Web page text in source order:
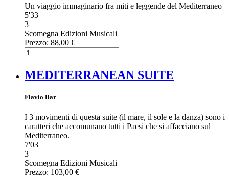
Un viaggio immaginario fra miti e leggende del Mediterraneo
5'33
3
Scomegna Edizioni Musicali
Prezzo: 88,00 €
MEDITERRANEAN SUITE
Flavio Bar
I 3 movimenti di questa suite (il mare, il sole e la danza) sono i
caratteri che accomunano tutti i Paesi che si affacciano sul
Mediterraneo.
7'03
3
Scomegna Edizioni Musicali
Prezzo: 103,00 €